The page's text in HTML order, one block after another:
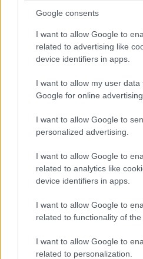
Google consents
I want to allow Google to
related to advertising like
device identifiers in apps.
I want to allow my user data
Google for online
I want to allow Google to
personalized advertising.
I want to allow Google to
related to analytics like
device identifiers in apps.
I want to allow Google to
related to functionality of the
I want to allow Google to
related to personalization.
Ζευγάρι από τις ΗΠΑ που
Αφγανό κατηγορούμενο
έδειξε ποτέ ότι ήταν